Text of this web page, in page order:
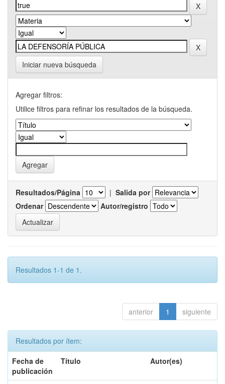
Iniciar nueva búsqueda
Agregar filtros:
Utilice filtros para refinar los resultados de la búsqueda.
Resultados/Página | Salida por
Ordenar
Autor/registro
Resultados 1-1 de 1.
anterior 1 siguiente
Resultados por ítem:
Fecha de
publicación
Título Autor(es)